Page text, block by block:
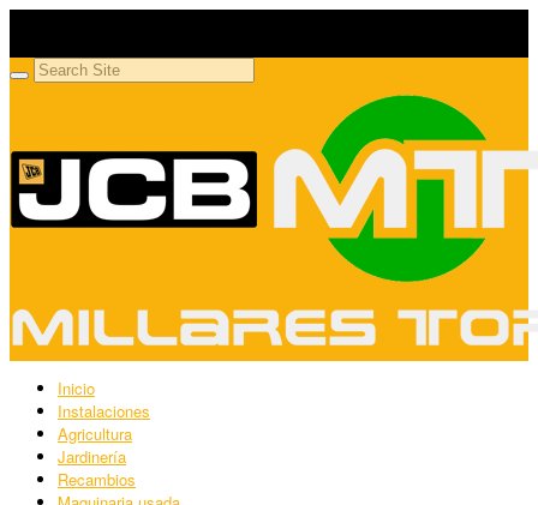
Inicio
Instalaciones
Agricultura
Jardinería
Recambios